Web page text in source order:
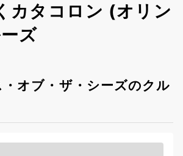
カタコロン (オリン
ズ
オブ・ザ・シーズのクル